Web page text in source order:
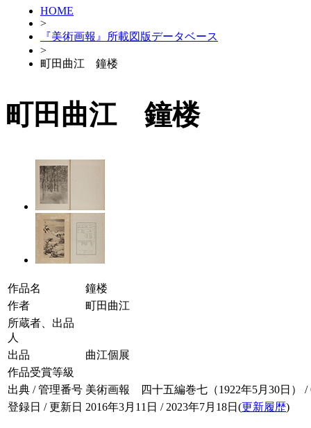
HOME
>
『美術画報』所載図版データベース
>
町田曲江 鐘楼
町田曲江 鐘楼
作品名
鐘楼
作者
町田曲江
所蔵者、出品
人
出品
曲江個展
作品受賞等級
出典 / 管理番号 美術画報 四十五編巻七（1922年5月30日） /
登録日 / 更新日 2016年3月11日 / 2023年7月18日(更新履歴)